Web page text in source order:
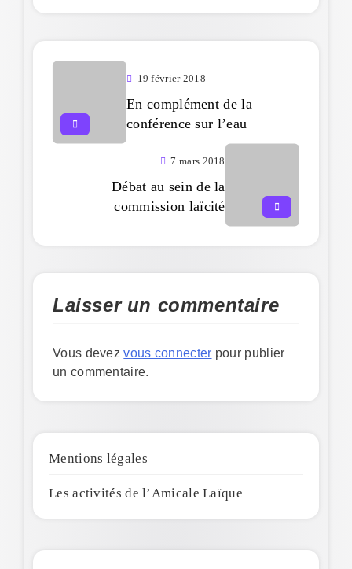
19 février 2018
En complément de la
conférence sur l’eau
7 mars 2018
Débat au sein de la
commission laïcité
Laisser un commentaire
Vous devezvous connecter pour publier
un commentaire.
Mentions légales
Les activités de l’Amicale Laïque